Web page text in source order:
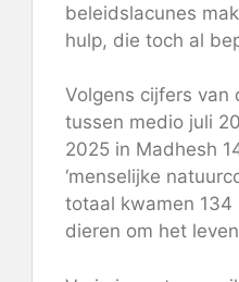
beleidslacunes
hulp, die toch al
Volgens cijfers van
tussen medio juli
2025 in Madhesh
‘menselijke
totaal kwamen 134
dieren om het